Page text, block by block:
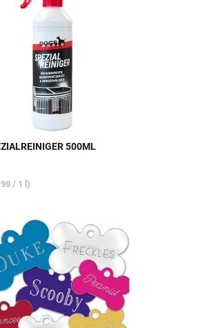
500ML
/ 1 l)